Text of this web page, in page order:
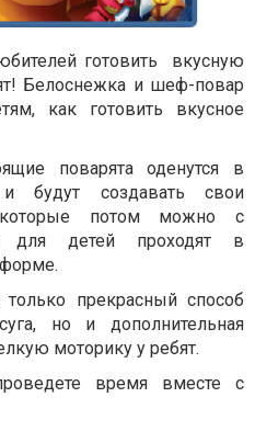
готовить вкусную
Белоснежка и шеф-повар
как готовить вкусное
поварята оденутся в
будут создавать свои
потом можно с
для детей проходят в
прекрасный способ
но и дополнительная
моторику у ребят.
время вместе с